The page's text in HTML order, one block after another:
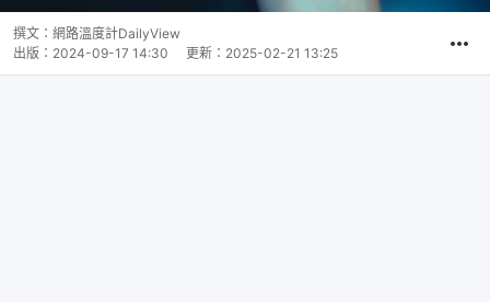
撰文： 網路溫度計DailyView
出版： 2024-09-17 14:30 更新： 2025-02-21 13:25